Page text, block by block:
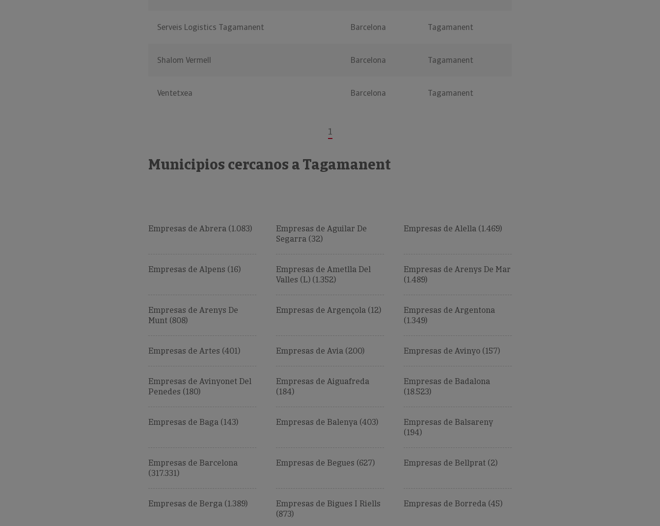
Serveis Logistics Tagamanent Barcelona Tagamanent
Shalom Vermell Barcelona Tagamanent
Ventetxea Barcelona Tagamanent
1
Municipios cercanos a Tagamanent
Empresas de Abrera (1.083)
Empresas de Aguilar De
Segarra (32)
Empresas de Alella (1.469)
Empresas de Alpens (16)
Empresas de Ametlla Del
Valles (L) (1.352)
Empresas de Arenys De Mar
(1.489)
Empresas de Arenys De
Munt (808)
Empresas de Argençola (12)
Empresas de Argentona
(1.349)
Empresas de Artes (401) Empresas de Avia (200) Empresas de Avinyo (157)
Empresas de Avinyonet Del
Penedes (180)
Empresas de Aiguafreda
(184)
Empresas de Badalona
(18.523)
Empresas de Baga (143) Empresas de Balenya (403)
Empresas de Balsareny
(194)
Empresas de Barcelona
(317.331)
Empresas de Begues (627) Empresas de Bellprat (2)
Empresas de Berga (1.389)
Empresas de Bigues I Riells
(873)
Empresas de Borreda (45)